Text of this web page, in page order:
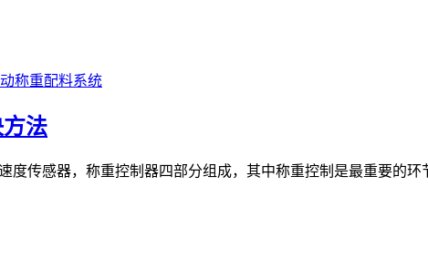
称重配料系统
法
传感器，称重控制器四部分组成，其中称重控制是最重要的环